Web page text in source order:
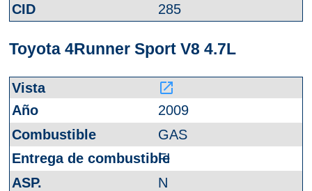
285
Toyota 4Runner Sport V8 4.7L
launch
2009
GAS
FI
N